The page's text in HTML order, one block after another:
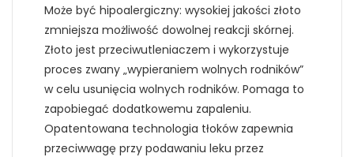
Może być hipoalergiczny: wysokiej jakości złoto
zmniejsza możliwość dowolnej reakcji skórnej.
Złoto jest przeciwutleniaczem i wykorzystuje
proces zwany „wypieraniem wolnych rodników”
w celu usunięcia wolnych rodników. Pomaga to
zapobiegać dodatkowemu zapaleniu.
Opatentowana technologia tłoków zapewnia
przeciwwagę przy podawaniu leku przez